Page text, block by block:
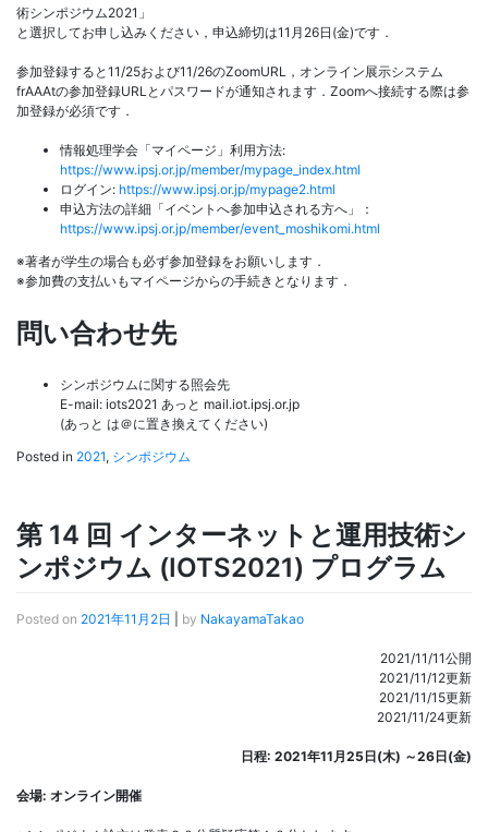
術シンポジウム2021」
と選択してお申し込みください，申込締切は11月26日(金)です．
参加登録すると11/25および11/26のZoomURL，オンライン展示システム
frAAAtの参加登録URLとパスワードが通知されます．Zoomへ接続する際は参
加登録が必須です．
情報処理学会「マイページ」利用方法:
https://www.ipsj.or.jp/member/mypage_index.html
ログイン: https://www.ipsj.or.jp/mypage2.html
申込方法の詳細「イベントへ参加申込される方へ」：
https://www.ipsj.or.jp/member/event_moshikomi.html
※著者が学生の場合も必ず参加登録をお願いします．
※参加費の支払いもマイページからの手続きとなります．
問い合わせ先
シンポジウムに関する照会先
E-mail: iots2021 あっと mail.iot.ipsj.or.jp
(あっと は＠に置き換えてください)
Posted in 2021, シンポジウム
第 14 回 インターネットと運用技術シ
ンポジウム (IOTS2021) プログラム
Posted on 2021年11月2日 by NakayamaTakao
2021/11/11公開
2021/11/12更新
2021/11/15更新
2021/11/24更新
日程: 2021年11月25日(木) ～26日(金)
会場: オンライン開催